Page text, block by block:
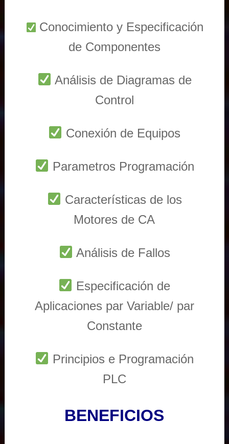
Conocimiento y Especificación
de Componentes
Análisis de Diagramas de
Control
Conexión de Equipos
Parametros Programación
Características de los
Motores de CA
Análisis de Fallos
Especificación de
Aplicaciones par Variable/ par
Constante
Principios e Programación
PLC
BENEFICIOS